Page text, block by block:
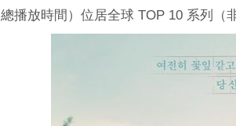
總播放時間）位居全球 TOP 10 系列（